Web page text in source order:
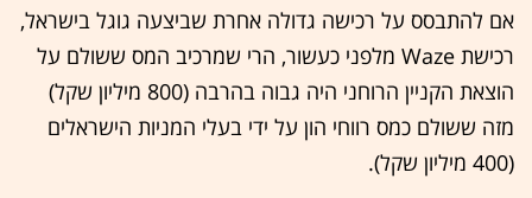
אם להתבסס על רכישה גדולה אחרת שביצעה גוגל בישראל,
רכישת Waze מלפני כעשור, הרי שמרכיב המס ששולם על
הוצאת הקניין הרוחני היה גבוה בהרבה (800 מיליון שקל)
מזה ששולם כמס רווחי הון על ידי בעלי המניות הישראלים
(400 מיליון שקל).